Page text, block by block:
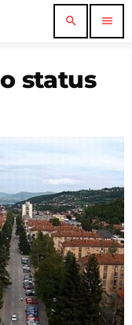
search menu
status